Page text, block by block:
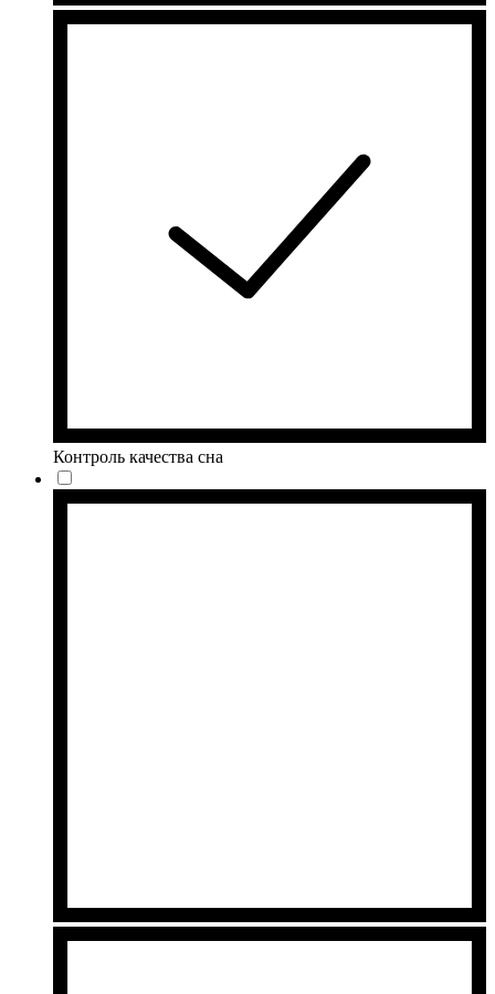
Контроль качества сна